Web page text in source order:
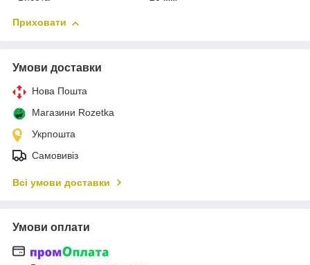
Приховати
Умови доставки
Нова Пошта
Магазини Rozetka
Укрпошта
Самовивіз
Всі умови доставки
Умови оплати